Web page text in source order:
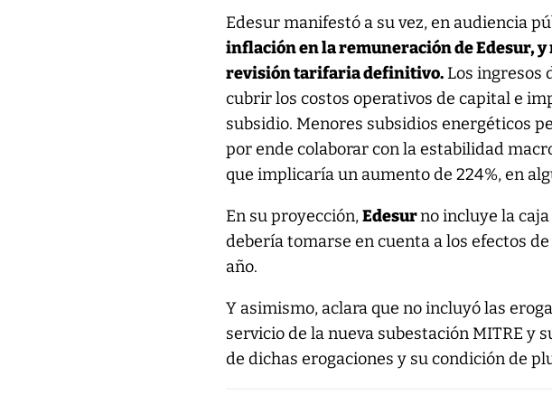
Edesur manifestó a su vez, en audiencia
inflación en la remuneración de Edesur, y
revisión tarifaria definitivo.Los ingresos
cubrir los costos operativos de capital e
subsidio. Menores subsidios energéticos
por ende colaborar con la estabilidad
que implicaría un aumento de 224%, en
En su proyección,Edesurno incluye la
debería tomarse en cuenta a los efectos
año.
Y asimismo, aclara que no incluyó las
servicio de la nueva subestación MITRE y
de dichas erogaciones y su condición de